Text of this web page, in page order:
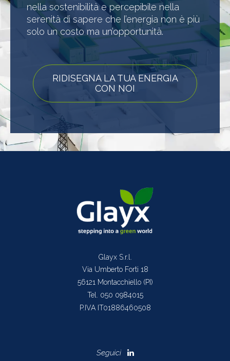
nella sostenibilità e percepibile nella
serenità di sapere che l’energia non è più
solo un costo ma un’opportunità.
RIDISEGNA LA TUA ENERGIA
CON NOI
Glayx S.r.l.
Via Umberto Forti 18
56121 Montacchiello (PI)
Tel. 050 0984015
P.IVA IT01886460508